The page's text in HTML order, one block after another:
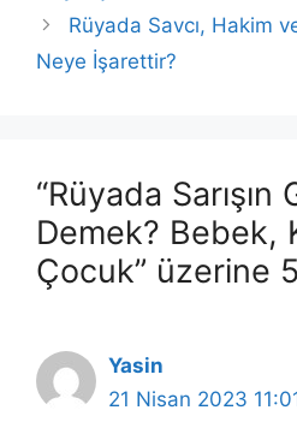
Rüyada Savcı, Hakim
Neye İşarettir?
“Rüyada
Demek? Bebek,
Çocuk” üzerine
Yasin
21 Nisan 2023